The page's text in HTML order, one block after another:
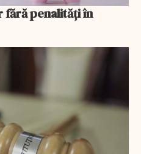
fără penalități în